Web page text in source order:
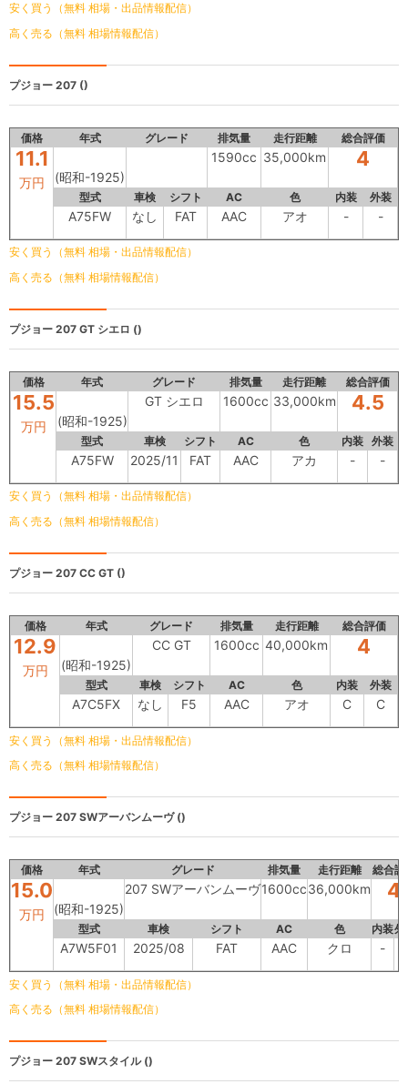
安く買う（無料 相場・出品情報配信）
高く売る（無料 相場情報配信）
プジョー 207 ()
価格 年式 グレード 排気量 走行距離 総合評価
11.1
万円 (昭和-1925)
1590cc 35,000km 4
型式 車検 シフト AC 色 内装 外装
A75FW なし FAT AAC アオ - -
安く買う（無料 相場・出品情報配信）
高く売る（無料 相場情報配信）
プジョー 207 GT シエロ ()
価格 年式 グレード 排気量 走行距離 総合評価
15.5
万円 (昭和-1925)
GT シエロ 1600cc 33,000km 4.5
型式 車検 シフト AC 色 内装 外装
A75FW 2025/11 FAT AAC アカ - -
安く買う（無料 相場・出品情報配信）
高く売る（無料 相場情報配信）
プジョー 207 CC GT ()
価格 年式 グレード 排気量 走行距離 総合評価
12.9
万円 (昭和-1925)
CC GT 1600cc 40,000km 4
型式 車検 シフト AC 色 内装 外装
A7C5FX なし F5 AAC アオ C C
安く買う（無料 相場・出品情報配信）
高く売る（無料 相場情報配信）
プジョー 207 SWアーバンムーヴ ()
価格 年式 グレード 排気量 走行距離 総合評
15.0
万円 (昭和-1925)
207 SWアーバンムーヴ1600cc36,000km 4
型式 車検 シフト AC 色 内装外
A7W5F01 2025/08 FAT AAC クロ -
安く買う（無料 相場・出品情報配信）
高く売る（無料 相場情報配信）
プジョー 207 SWスタイル ()